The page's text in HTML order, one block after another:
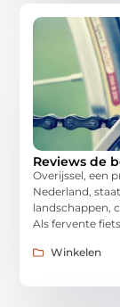
Reviews de
Overijssel, een
Nederland,
landschappen,
Als fervente
Winkelen